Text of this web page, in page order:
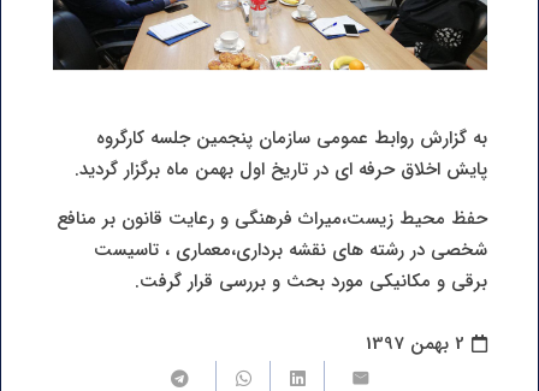
به گزارش روابط عمومی سازمان پنجمین جلسه کارگروه
پایش اخلاق حرفه ای در تاریخ اول بهمن ماه برگزار گردید.
حفظ محیط زیست،میراث فرهنگی و رعایت قانون بر منافع
شخصی در رشته های نقشه برداری،معماری ، تاسیست
برقی و مکانیکی مورد بحث و بررسی قرار گرفت.
2 بهمن 1397